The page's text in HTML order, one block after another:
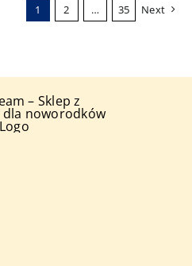
1 2 … 35 Next